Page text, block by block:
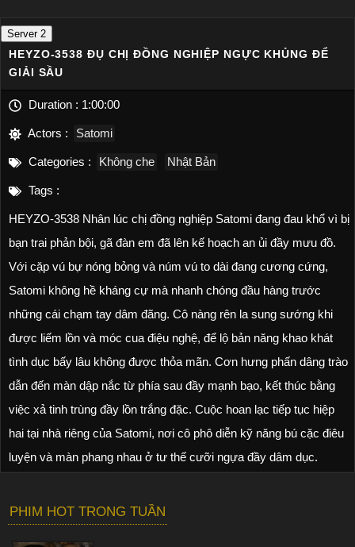
Server 2
HEYZO-3538 ĐỤ CHỊ ĐỒNG NGHIỆP NGỰC KHỦNG ĐỂ
GIẢI SẦU
Duration : 1:00:00
Actors : Satomi
Categories : Không che Nhật Bản
Tags :
HEYZO-3538 Nhân lúc chị đồng nghiệp Satomi đang đau khổ vì bị
bạn trai phản bội, gã đàn em đã lên kế hoạch an ủi đầy mưu đồ.
Với cặp vú bự nóng bỏng và núm vú to dài đang cương cứng,
Satomi không hề kháng cự mà nhanh chóng đầu hàng trước
những cái chạm tay dâm đãng. Cô nàng rên la sung sướng khi
được liếm lồn và móc cua điệu nghệ, để lộ bản năng khao khát
tình dục bấy lâu không được thỏa mãn. Cơn hưng phấn dâng trào
dẫn đến màn dập nắc từ phía sau đầy mạnh bạo, kết thúc bằng
việc xả tinh trùng đầy lồn trắng đặc. Cuộc hoan lạc tiếp tục hiệp
hai tại nhà riêng của Satomi, nơi cô phô diễn kỹ năng bú cặc điêu
luyện và màn phang nhau ở tư thế cưỡi ngựa đầy dâm dục.
PHIM HOT TRONG TUẦN